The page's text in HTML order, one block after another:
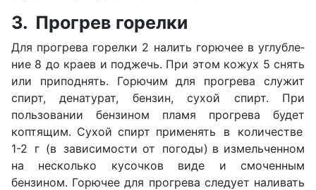
3. Прогрев горелки
Для прогрева горелки 2 налить горючее в углубле­
ние 8 до краев и поджечь. При этом кожух 5 снять
или приподнять. Горючим для прогрева служит
спирт, денатурат, бензин, сухой спирт. При
пользовании бен­зином пламя прогрева будет
коптящим. Сухой спирт применять в количестве
1-2 г (в зависимости от погоды) в измельченном
на несколько кусочков виде и смоченным
бензином. Горючее для прогрева следует наливать